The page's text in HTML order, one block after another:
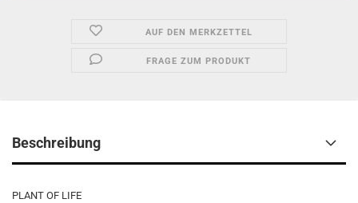
AUF DEN MERKZETTEL
FRAGE ZUM PRODUKT
Beschreibung
PLANT OF LIFE